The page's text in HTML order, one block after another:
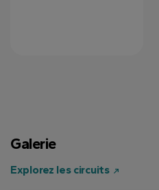
Galerie
Explorez les circuits